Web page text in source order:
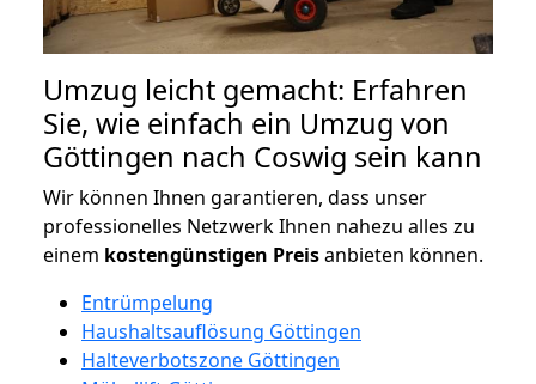
Umzug leicht gemacht: Erfahren
Sie, wie einfach ein Umzug von
Göttingen nach Coswig sein kann
Wir können Ihnen garantieren, dass unser
professionelles Netzwerk Ihnen nahezu alles zu
einem kostengünstigen Preisanbieten können.
Entrümpelung
Haushaltsauflösung Göttingen
Halteverbotszone Göttingen